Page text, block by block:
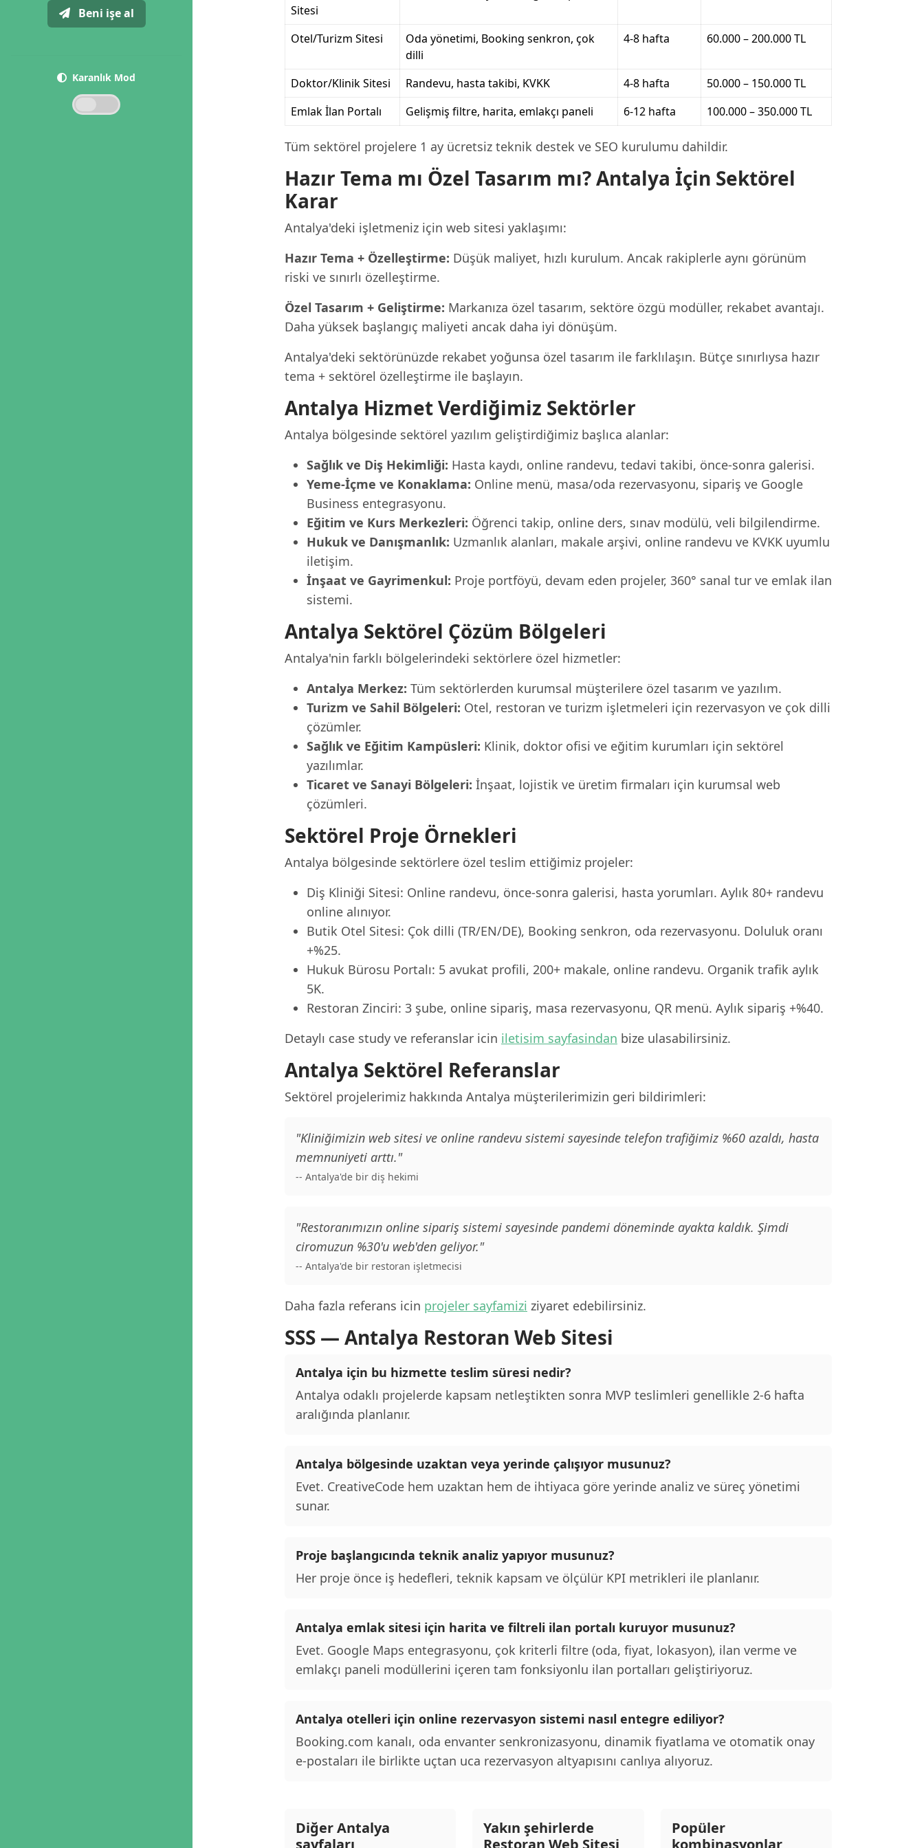
Beni işe al
Karanlık Mod
Sitesi
Otel/Turizm Sitesi
Oda yönetimi, Booking senkron, çok
dilli
4-8 hafta 60.000 – 200.000 TL
Doktor/Klinik Sitesi Randevu, hasta takibi, KVKK 4-8 hafta
50.000 – 150.000 TL
Emlak İlan Portalı
Gelişmiş filtre, harita, emlakçı paneli 6-12 hafta 100.000 – 350.000 TL
Tüm sektörel projelere 1 ay ücretsiz teknik destek ve SEO kurulumu dahildir.
Hazır Tema mı Özel Tasarım mı? Antalya İçin Sektörel
Karar
Antalya'deki işletmeniz için web sitesi yaklaşımı:
Hazır Tema + Özelleştirme: Düşük maliyet, hızlı kurulum. Ancak rakiplerle aynı görünüm
riski ve sınırlı özelleştirme.
Özel Tasarım + Geliştirme: Markanıza özel tasarım, sektöre özgü modüller, rekabet avantajı.
Daha yüksek başlangıç maliyeti ancak daha iyi dönüşüm.
Antalya'deki sektörünüzde rekabet yoğunsa özel tasarım ile farklılaşın. Bütçe sınırlıysa hazır
tema + sektörel özelleştirme ile başlayın.
Antalya Hizmet Verdiğimiz Sektörler
Antalya bölgesinde sektörel yazılım geliştirdiğimiz başlıca alanlar:
Sağlık ve Diş Hekimliği: Hasta kaydı, online randevu, tedavi takibi, önce-sonra galerisi.
Yeme-İçme ve Konaklama: Online menü, masa/oda rezervasyonu, sipariş ve Google
Business entegrasyonu.
Eğitim ve Kurs Merkezleri: Öğrenci takip, online ders, sınav modülü, veli bilgilendirme.
Hukuk ve Danışmanlık: Uzmanlık alanları, makale arşivi, online randevu ve KVKK uyumlu
iletişim.
İnşaat ve Gayrimenkul: Proje portföyü, devam eden projeler, 360° sanal tur ve emlak ilan
sistemi.
Antalya Sektörel Çözüm Bölgeleri
Antalya'nin farklı bölgelerindeki sektörlere özel hizmetler:
Antalya Merkez: Tüm sektörlerden kurumsal müşterilere özel tasarım ve yazılım.
Turizm ve Sahil Bölgeleri: Otel, restoran ve turizm işletmeleri için rezervasyon ve çok dilli
çözümler.
Sağlık ve Eğitim Kampüsleri: Klinik, doktor ofisi ve eğitim kurumları için sektörel
yazılımlar.
Ticaret ve Sanayi Bölgeleri: İnşaat, lojistik ve üretim firmaları için kurumsal web
çözümleri.
Sektörel Proje Örnekleri
Antalya bölgesinde sektörlere özel teslim ettiğimiz projeler:
Diş Kliniği Sitesi: Online randevu, önce-sonra galerisi, hasta yorumları. Aylık 80+ randevu
online alınıyor.
Butik Otel Sitesi: Çok dilli (TR/EN/DE), Booking senkron, oda rezervasyonu. Doluluk oranı
+%25.
Hukuk Bürosu Portalı: 5 avukat profili, 200+ makale, online randevu. Organik trafik aylık
5K.
Restoran Zinciri: 3 şube, online sipariş, masa rezervasyonu, QR menü. Aylık sipariş +%40.
Detaylı case study ve referanslar icin iletisim sayfasindan bize ulasabilirsiniz.
Antalya Sektörel Referanslar
Sektörel projelerimiz hakkında Antalya müşterilerimizin geri bildirimleri:
"Kliniğimizin web sitesi ve online randevu sistemi sayesinde telefon trafiğimiz %60 azaldı, hasta
memnuniyeti arttı."
-- Antalya'de bir diş hekimi
"Restoranımızın online sipariş sistemi sayesinde pandemi döneminde ayakta kaldık. Şimdi
ciromuzun %30'u web'den geliyor."
-- Antalya'de bir restoran işletmecisi
Daha fazla referans icin projeler sayfamizi ziyaret edebilirsiniz.
SSS — Antalya Restoran Web Sitesi
Antalya için bu hizmette teslim süresi nedir?
Antalya odaklı projelerde kapsam netleştikten sonra MVP teslimleri genellikle 2-6 hafta
aralığında planlanır.
Antalya bölgesinde uzaktan veya yerinde çalışıyor musunuz?
Evet. CreativeCode hem uzaktan hem de ihtiyaca göre yerinde analiz ve süreç yönetimi
sunar.
Proje başlangıcında teknik analiz yapıyor musunuz?
Her proje önce iş hedefleri, teknik kapsam ve ölçülür KPI metrikleri ile planlanır.
Antalya emlak sitesi için harita ve filtreli ilan portalı kuruyor musunuz?
Evet. Google Maps entegrasyonu, çok kriterli filtre (oda, fiyat, lokasyon), ilan verme ve
emlakçı paneli modüllerini içeren tam fonksiyonlu ilan portalları geliştiriyoruz.
Antalya otelleri için online rezervasyon sistemi nasıl entegre ediliyor?
Booking.com kanalı, oda envanter senkronizasyonu, dinamik fiyatlama ve otomatik onay
e-postaları ile birlikte uçtan uca rezervasyon altyapısını canlıya alıyoruz.
Diğer Antalya
Yakın şehirlerde
Popüler